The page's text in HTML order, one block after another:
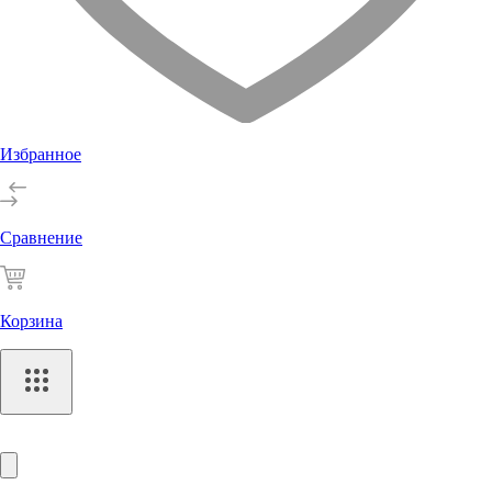
Избранное
Сравнение
Корзина